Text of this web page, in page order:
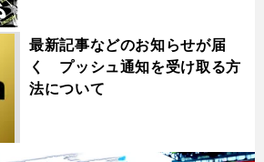
最新記事などのお知らせが届
く プッシュ通知を受け取る方
法について